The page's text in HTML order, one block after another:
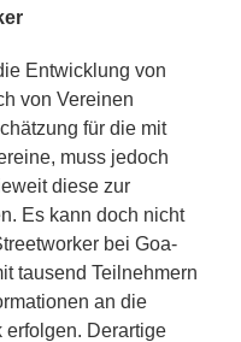
Entwicklung von
von Vereinen
für die mit
muss jedoch
diese zur
Es kann doch nicht
bei Goa-
tausend Teilnehmern
an die
erfolgen. Derartige